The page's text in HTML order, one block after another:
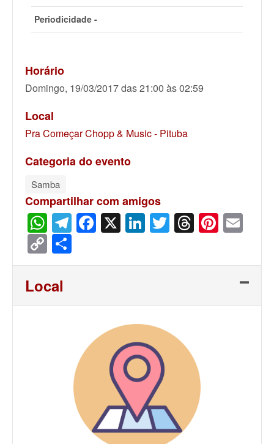
Periodicidade -
Horário
Domingo, 19/03/2017 das 21:00 às 02:59
Local
Pra Começar Chopp & Music - Pituba
Categoria do evento
Samba
Compartilhar com amigos
WhatsApp
Telegram
Facebook
X LinkedIn
Twitter
Threads
Copy
Link
Local